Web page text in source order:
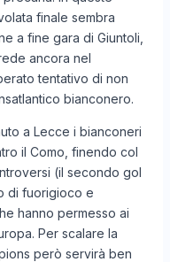
finale sembra
a fine gara di Giuntoli,
ancora nel
tentativo di non
bianconero.
a Lecce i bianconeri
il Como, finendo col
(il secondo gol
di fuorigioco e
hanno permesso ai
Per scalare la
però servirà ben